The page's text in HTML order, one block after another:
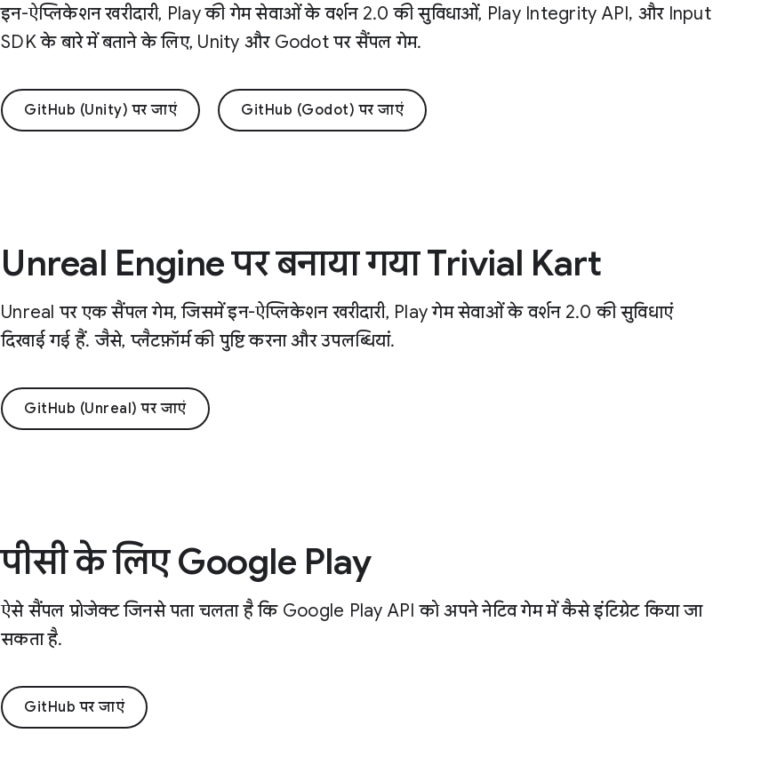
इन-ऐप्लिकेशन खरीदारी, Play की गेम सेवाओं के वर्शन 2.0 की सुविधाओं, Play Integrity API, और Input
SDK के बारे में बताने के लिए, Unity और Godot पर सैंपल गेम.
GitHub (Unity) पर जाएं GitHub (Godot) पर जाएं
Unreal Engine पर बनाया गया Trivial Kart
Unreal पर एक सैंपल गेम, जिसमें इन-ऐप्लिकेशन खरीदारी, Play गेम सेवाओं के वर्शन 2.0 की सुविधाएं
दिखाई गई हैं. जैसे, प्लैटफ़ॉर्म की पुष्टि करना और उपलब्धियां.
GitHub (Unreal) पर जाएं
पीसी के लिए Google Play
ऐसे सैंपल प्रोजेक्ट जिनसे पता चलता है कि Google Play API को अपने नेटिव गेम में कैसे इंटिग्रेट किया जा
सकता है.
GitHub पर जाएं